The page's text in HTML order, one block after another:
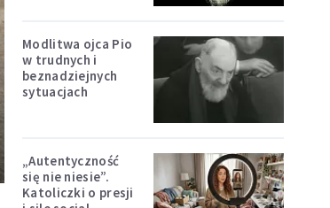
Modlitwa ojca Pio
w trudnych i
beznadziejnych
sytuacjach
„Autentyczność
się nie niesie”.
Katoliczki o presji